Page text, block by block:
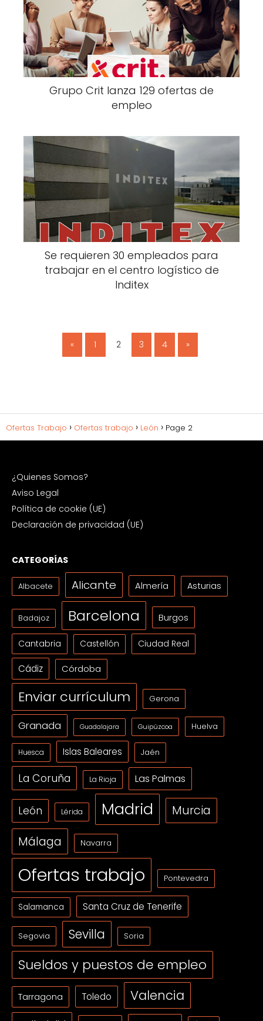
Grupo Crit lanza 129 ofertas de
empleo
Se requieren 30 empleados para
trabajar en el centro logístico de
Inditex
« 1 2 3 4 »
Ofertas Trabajo Ofertas trabajo León Page 2
¿Quienes Somos?
Aviso Legal
Política de cookie (UE)
Declaración de privacidad (UE)
CATEGORÍAS
Albacete Alicante Almería Asturias
Badajoz Barcelona Burgos
Cantabria Castellón Ciudad Real
Cádiz Córdoba
Enviar currículum Gerona
Granada Guadalajara Guipúzcoa Huelva
Huesca Islas Baleares Jaén
La Coruña La Rioja Las Palmas
León Lérida Madrid Murcia
Málaga Navarra
Ofertas trabajo Pontevedra
Salamanca Santa Cruz de Tenerife
Segovia Sevilla Soria
Sueldos y puestos de empleo
Tarragona Toledo Valencia